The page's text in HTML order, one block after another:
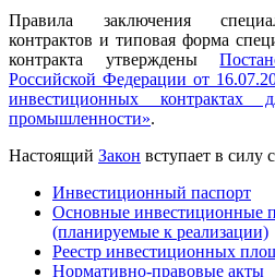
Правила заключения
контрактов и типовая форма
контракта утверждены
Российской Федерации от
инвестиционных контрактах
промышленности».
Настоящий Закон вступает в силу
Инвестиционный паспорт
Основные инвестиционные
(планируемые к реализации)
Реестр инвестиционных
Нормативно-правовые акты